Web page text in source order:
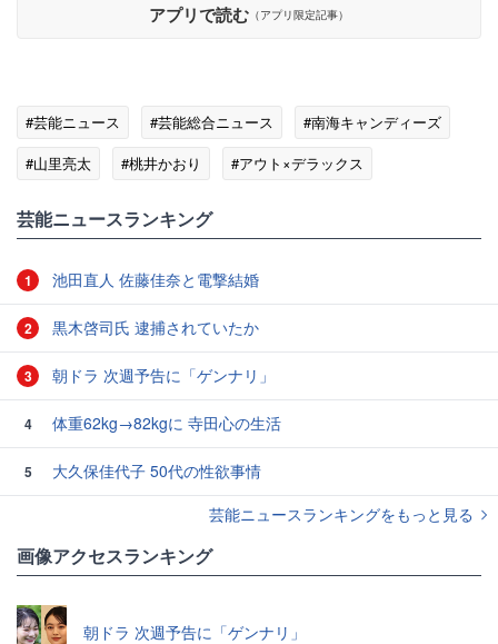
アプリで読む （アプリ限定記事）
#芸能ニュース #芸能総合ニュース
#南海キャンディーズ
#山里亮太
#桃井かおり
#アウト×デラックス
芸能ニュースランキング
1 池田直人 佐藤佳奈と電撃結婚
2 黒木啓司氏 逮捕されていたか
3 朝ドラ 次週予告に「ゲンナリ」
4 体重62kg→82kgに 寺田心の生活
5
大久保佳代子 50代の性欲事情
芸能ニュースランキングをもっと見る
画像アクセスランキング
朝ドラ 次週予告に「ゲンナリ」